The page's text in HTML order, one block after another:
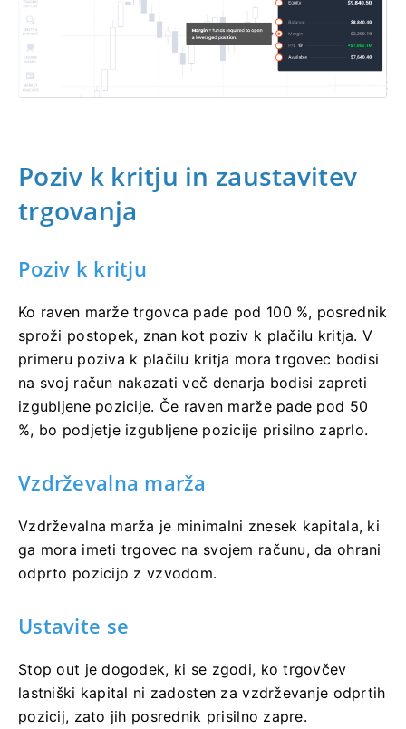
Poziv k kritju in zaustavitev
trgovanja
Poziv k kritju
Ko raven marže trgovca pade pod 100 %, posrednik
sproži postopek, znan kot poziv k plačilu kritja. V
primeru poziva k plačilu kritja mora trgovec bodisi
na svoj račun nakazati več denarja bodisi zapreti
izgubljene pozicije. Če raven marže pade pod 50
%, bo podjetje izgubljene pozicije prisilno zaprlo.
Vzdrževalna marža
Vzdrževalna marža je minimalni znesek kapitala, ki
ga mora imeti trgovec na svojem računu, da ohrani
odprto pozicijo z vzvodom.
Ustavite se
Stop out je dogodek, ki se zgodi, ko trgovčev
lastniški kapital ni zadosten za vzdrževanje odprtih
pozicij, zato jih posrednik prisilno zapre.